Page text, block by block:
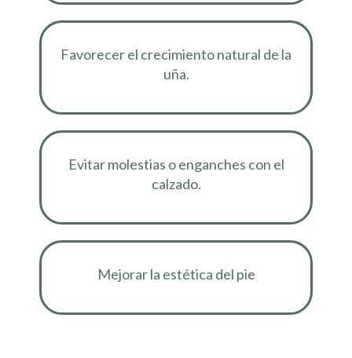
Favorecer el crecimiento natural de la
uña.
Evitar molestias o enganches con el
calzado.
Mejorar la estética del pie